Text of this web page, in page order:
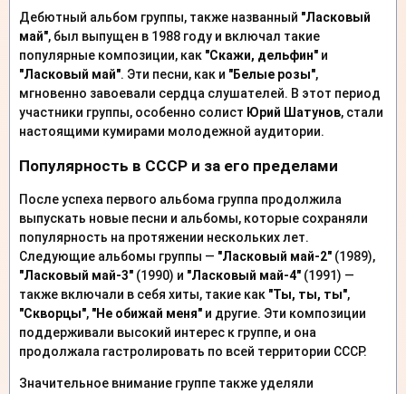
Дебютный альбом группы, также названный "Ласковый
май", был выпущен в 1988 году и включал такие
популярные композиции, как "Скажи, дельфин" и
"Ласковый май". Эти песни, как и "Белые розы",
мгновенно завоевали сердца слушателей. В этот период
участники группы, особенно солист Юрий Шатунов, стали
настоящими кумирами молодежной аудитории.
Популярность в СССР и за его пределами
После успеха первого альбома группа продолжила
выпускать новые песни и альбомы, которые сохраняли
популярность на протяжении нескольких лет.
Следующие альбомы группы — "Ласковый май-2" (1989),
"Ласковый май-3" (1990) и "Ласковый май-4" (1991) —
также включали в себя хиты, такие как "Ты, ты, ты",
"Скворцы", "Не обижай меня" и другие. Эти композиции
поддерживали высокий интерес к группе, и она
продолжала гастролировать по всей территории СССР.
Значительное внимание группе также уделяли